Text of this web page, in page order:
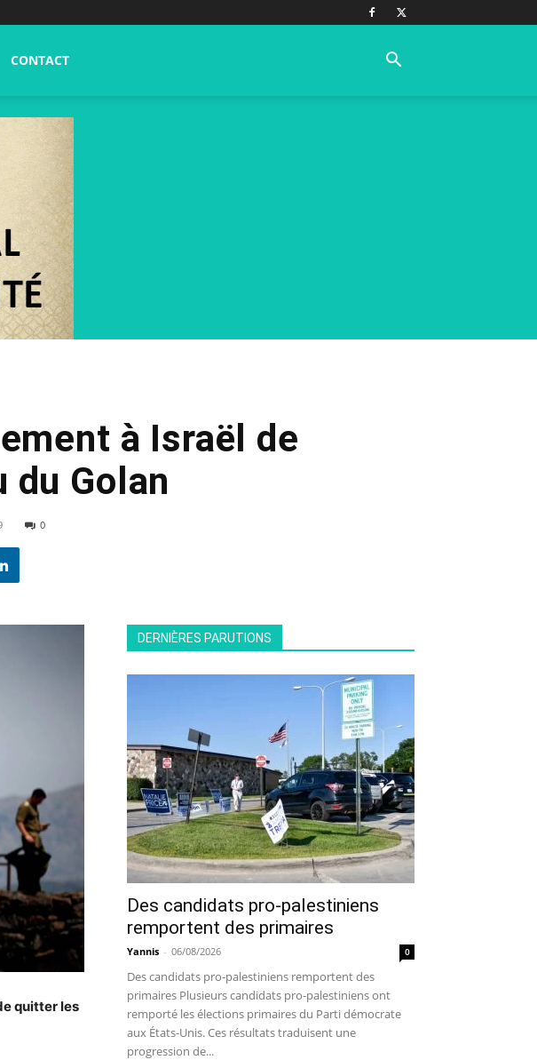
CONTACT
à Israël de
Golan
0
quitter les
DERNIÈRES PARUTIONS
Des candidats pro-palestiniens
remportent des primaires
Yannis - 06/08/2026 0
Des candidats pro-palestiniens remportent des
primaires Plusieurs candidats pro-palestiniens ont
remporté les élections primaires du Parti démocrate
aux États-Unis. Ces résultats traduisent une
progression de...